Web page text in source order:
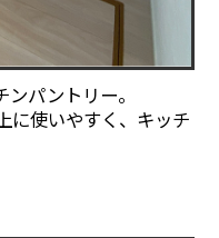
パントリー。
に使いやすく、キッチ